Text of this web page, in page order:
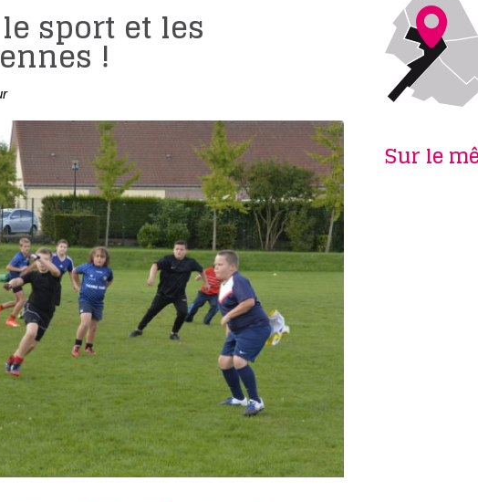
sport et les
!
Sur le